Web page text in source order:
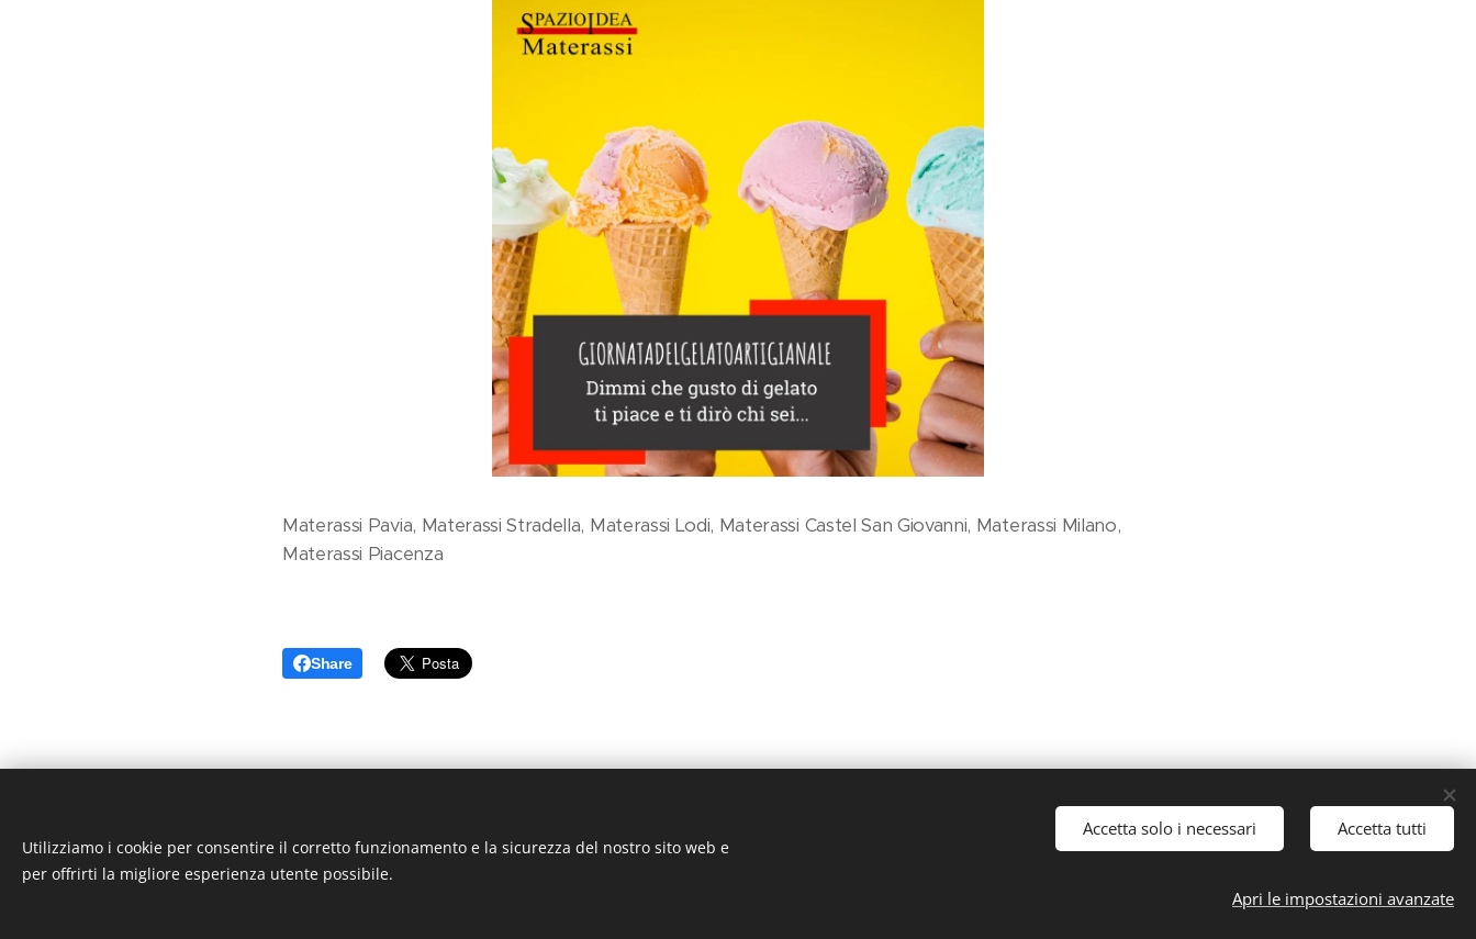
Materassi Pavia, Materassi Stradella, Materassi Lodi, Materassi Castel San Giovanni, Materassi Milano,
Materassi Piacenza
Share
Utilizziamo i cookie per consentire il corretto funzionamento e la sicurezza del nostro sito web e
per offrirti la migliore esperienza utente possibile.
Accetta solo i necessari Accetta tutti
Apri le impostazioni avanzate